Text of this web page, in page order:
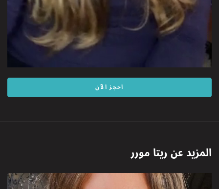
احجز الآن
المزيد عنريتا مورر